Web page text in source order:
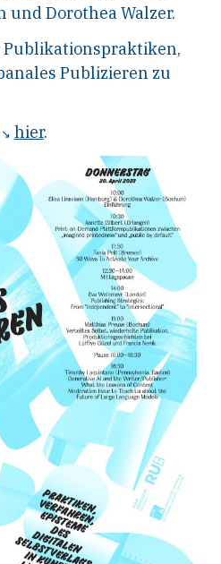
und Dorothea Walzer.
Publizieren zu
hier.